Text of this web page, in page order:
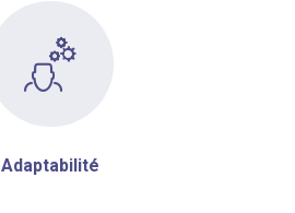
Adaptabilité